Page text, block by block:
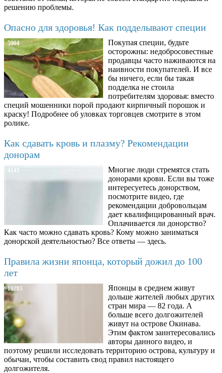
решению проблемы.
Опасно для здоровья! Как подделывают специи
5904
Покупая специи, будьте
осторожны: недобросовестные
продавцы часто наживаются на
наивности покупателей. И все
бы ничего, если бы такая
подделка не стоила
потребителям здоровья: вместо
специй мошенники порой продают кирпичный порошок и
краску! Подробнее об уловках торговцев смотрите в этом
ролике.
Как сдавать кровь и плазму? Рекомендации
донорам
4143
Многие люди стремятся стать
донорами крови. Если вы тоже
интересуетесь донорством,
посмотрите видео, где
рекомендации добровольцам
дает квалифицированный врач.
Оплачивается ли донорство?
Как часто можно сдавать кровь? Кому можно заниматься
донорской деятельностью? Все ответы — здесь.
Правила жизни японца, который дожил до 100
лет
10283
Японцы в среднем живут
дольше жителей любых других
стран мира — 82 года. А
больше всего долгожителей
живут на острове Окинава.
Этим фактом заинтересовались
авторы данного видео, и
поэтому решили исследовать территорию острова, культуру и
обычаи, чтобы составить свод правил настоящего
долгожителя.